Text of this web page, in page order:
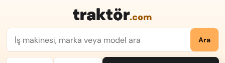
traktör.com
Ara